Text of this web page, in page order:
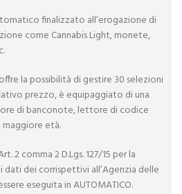
finalizzato all’erogazione di
come Cannabis Light, monete,
la possibilità di gestire 30 selezioni
prezzo, è equipaggiato di una
di banconote, lettore di codice
maggiore età.
2 comma 2 D.Lgs. 127/15 per la
dei corrispettivi all’Agenzia delle
eseguita in AUTOMATICO.